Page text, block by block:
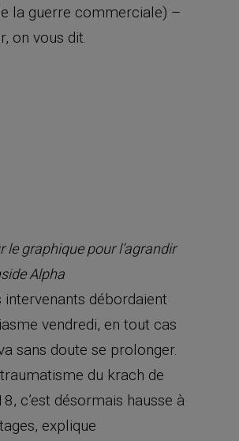
la guerre commerciale) –
on vous dit.
le graphique pour l’agrandir
Alpha
intervenants débordaient
vendredi, en tout cas
sans doute se prolonger.
du krach de
c’est désormais hausse à
explique